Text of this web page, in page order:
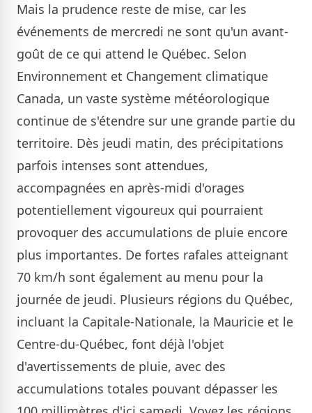
Mais la prudence reste de mise, car les
événements de mercredi ne sont qu'un avant-
goût de ce qui attend le Québec. Selon
Environnement et Changement climatique
Canada, un vaste système météorologique
continue de s'étendre sur une grande partie du
territoire. Dès jeudi matin, des précipitations
parfois intenses sont attendues,
accompagnées en après-midi d'orages
potentiellement vigoureux qui pourraient
provoquer des accumulations de pluie encore
plus importantes. De fortes rafales atteignant
70 km/h sont également au menu pour la
journée de jeudi. Plusieurs régions du Québec,
incluant la Capitale-Nationale, la Mauricie et le
Centre-du-Québec, font déjà l'objet
d'avertissements de pluie, avec des
accumulations totales pouvant dépasser les